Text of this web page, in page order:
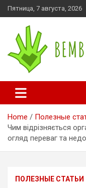
Skip
to
Пятница, 7 августа, 2026
Home
Полезные
Чим відрізняється
огляд переваг та
ПОЛЕЗНЫЕ СТАТЬИ